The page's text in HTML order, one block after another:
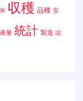
収穫 品種 安
量 統計 製造 認